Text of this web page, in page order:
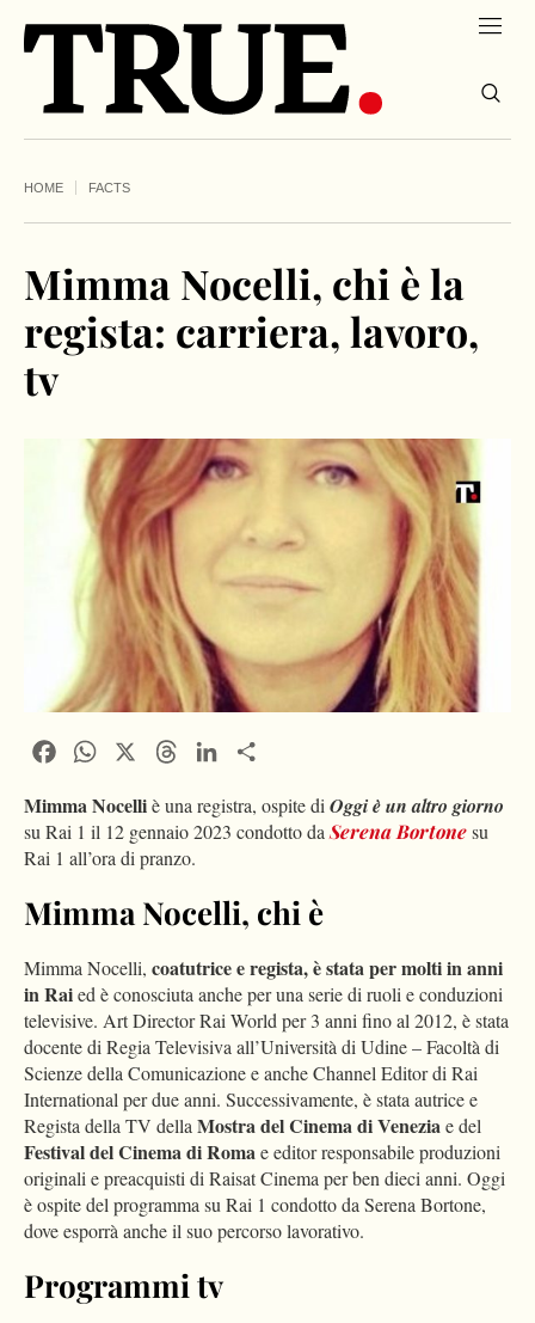
HOME FACTS
Mimma Nocelli, chi è la
regista: carriera, lavoro,
tv
FacebookWhatsApp ThreadsLinkedIn
Mimma Nocelliè una registra, ospite diOggi è un altro giorno
su Rai 1 il 12 gennaio 2023 condotto daSerena Bortonesu
Rai 1 all’ora di pranzo.
Mimma Nocelli, chi è
Mimma Nocelli, coatutrice e regista, è stata per molti in anni
in Raied è conosciuta anche per una serie di ruoli e conduzioni
televisive. Art Director Rai World per 3 anni fino al 2012, è stata
docente di Regia Televisiva all’Università di Udine – Facoltà di
Scienze della Comunicazione e anche Channel Editor di Rai
International per due anni. Successivamente, è stata autrice e
Regista della TV dellaMostra del Cinema di Veneziae del
Festival del Cinema di Romae editor responsabile produzioni
originali e preacquisti di Raisat Cinema per ben dieci anni. Oggi
è ospite del programma su Rai 1 condotto da Serena Bortone,
dove esporrà anche il suo percorso lavorativo.
Programmi tv